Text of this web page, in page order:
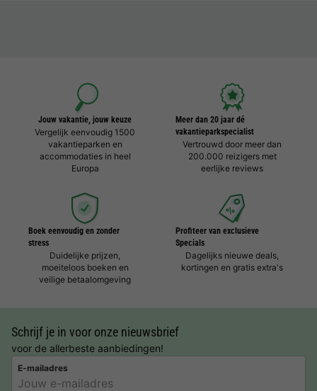
Jouw vakantie, jouw keuze
Vergelijk eenvoudig 1500
vakantieparken en
accommodaties in heel
Europa
Meer dan 20 jaar dé
vakantieparkspecialist
Vertrouwd door meer dan
200.000 reizigers met
eerlijke reviews
Boek eenvoudig en zonder
stress
Duidelijke prijzen,
moeiteloos boeken en
veilige betaalomgeving
Profiteer van exclusieve
Specials
Dagelijks nieuwe deals,
kortingen en gratis extra's
Schrijf je in voor onze nieuwsbrief
voor de allerbeste aanbiedingen!
E-mailadres